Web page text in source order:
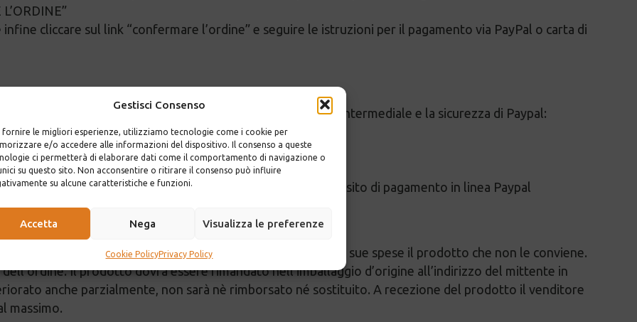
Gestisci Consenso
fornire le migliori esperienze, utilizziamo tecnologie come i cookie per
e/o accedere alle informazioni del dispositivo. Il consenso a queste
ci permetterà di elaborare dati come il comportamento di navigazione o
su questo sito. Non acconsentire o ritirare il consenso può influire
su alcune caratteristiche e funzioni.
Accetta Nega Visualizza le preferenze
Cookie PolicyPrivacy Policy
cliccare sul link “confermare l’ordine” e seguire le istruzioni per il pagamento via PayPal o carta di
carta di credito (Visa, Mastercard, Eurocard) sul sito per l’intermediale e la sicurezza di Paypal:
bancari che transitano direttamente in tutta sicurezza via il sito di pagamento in linea Paypal
dispone di un tempo di 7 giorni lavorativi per rimandare a sue spese il prodotto che non le conviene.
Il prodotto dovrà essere rimandato nell’imballaggio d’origine all’indirizzo del mittente in
anche parzialmente, non sarà nè rimborsato né sostituito. A recezione del prodotto il venditore
massimo.